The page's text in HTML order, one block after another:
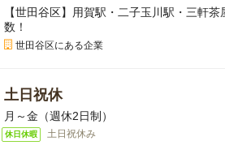
【世田谷区】用賀駅・二子玉川駅・三軒
数！
世田谷区にある企業
土日祝休
月～金（週休2日制）
休日休暇 土日祝休み